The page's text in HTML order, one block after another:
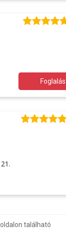
Foglalás
található